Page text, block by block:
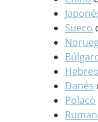
Sueco
Hebreo
Danés
Polaco